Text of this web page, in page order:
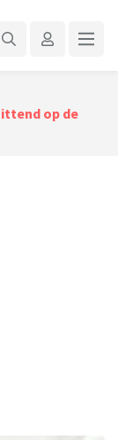
op de